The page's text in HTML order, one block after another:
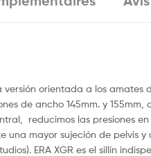
o
versión orientada a los amates
de ancho 145mm. y 155mm,
reducimos las presiones en
una mayor sujeción de pelvis y
ERA XGR es el sillín